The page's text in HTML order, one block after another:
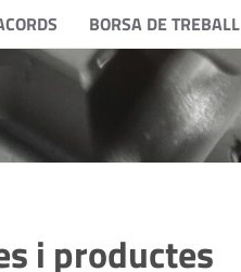
BORSA DE TREBALL
i productes